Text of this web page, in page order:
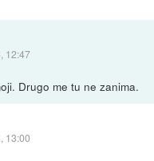
12:47
Drugo me tu ne zanima.
13:00